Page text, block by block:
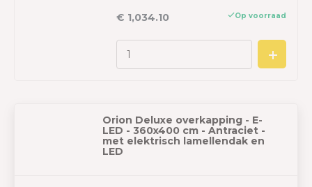
€ 1,034.10
Op voorraad
Orion Deluxe overkapping - E-
LED - 360x400 cm - Antraciet -
met elektrisch lamellendak en
LED